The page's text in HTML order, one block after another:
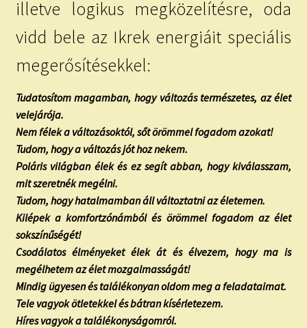
illetve logikus megközelítésre, oda
vidd bele az Ikrek energiáit speciális
megerősítésekkel:
Tudatosítom magamban, hogy változás természetes, az élet
velejárója.
Nem félek a változásoktól, sőt örömmel fogadom azokat!
Tudom, hogy a változás jót hoz nekem.
Poláris világban élek és ez segít abban, hogy kiválasszam,
mit szeretnék megélni.
Tudom, hogy hatalmamban áll változtatni az életemen.
Kilépek a komfortzónámból és örömmel fogadom az élet
sokszínűségét!
Csodálatos élményeket élek át és élvezem, hogy ma is
megélhetem az élet mozgalmasságát!
Mindig ügyesen és találékonyan oldom meg a feladataimat.
Tele vagyok ötletekkel és bátran kísérletezem.
Híres vagyok a találékonyságomról.